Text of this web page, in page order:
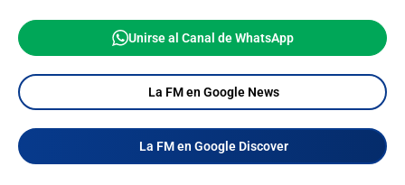
Unirse al Canal de WhatsApp
La FM en Google News
La FM en Google Discover